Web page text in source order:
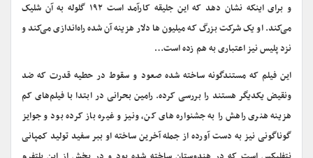
و برای اینکه نشان دهد که این جلیقه کارآمد است ۱۹۲ گلوله به آن شلیک
می‌کند. او یک شرکت بزرگ که میلیون ها دلار هزینه آن شده راه‌اندازی می‌کند و
نزد پلیس نیز اعتباری به هم زده است…
این فیلم که مستندگونه ساخته شده صعود ‌و سقوط در حطیه قدرت که ضد
ونقیض یکدیگر هستند را بررسی کرده. رامین بحرانی در ابتدا با فیلم‌های کم
هزینه ‌هنری راهش را به جشنواره های کن، ونیز و غیره باز کرده بود و جوایز
گوناگونی نیز به دست آورده از جمله آخرین ساخته او ببر سفید تولید کمپانی